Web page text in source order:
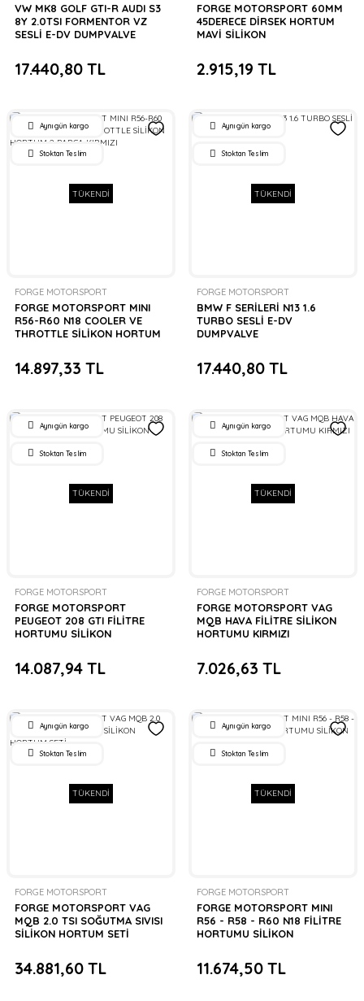
VW MK8 GOLF GTI-R AUDI S3
8Y 2.0TSI FORMENTOR VZ
SESLİ E-DV DUMPVALVE
17.440,80 TL
FORGE MOTORSPORT 60MM
45DERECE DİRSEK HORTUM
MAVİ SİLİKON
2.915,19 TL
TÜKENDİ
Aynı gün kargo
Stoktan Teslim
FORGE MOTORSPORT
FORGE MOTORSPORT MINI
R56-R60 N18 COOLER VE
THROTTLE SİLİKON HORTUM
14.897,33 TL
TÜKENDİ
Aynı gün kargo
Stoktan Teslim
FORGE MOTORSPORT
BMW F SERİLERİ N13 1.6
TURBO SESLİ E-DV
DUMPVALVE
17.440,80 TL
TÜKENDİ
Aynı gün kargo
Stoktan Teslim
FORGE MOTORSPORT
FORGE MOTORSPORT
PEUGEOT 208 GTI FİLİTRE
HORTUMU SİLİKON
14.087,94 TL
TÜKENDİ
Aynı gün kargo
Stoktan Teslim
FORGE MOTORSPORT
FORGE MOTORSPORT VAG
MQB HAVA FİLİTRE SİLİKON
HORTUMU KIRMIZI
7.026,63 TL
TÜKENDİ
Aynı gün kargo
Stoktan Teslim
FORGE MOTORSPORT
FORGE MOTORSPORT VAG
MQB 2.0 TSI SOĞUTMA SIVISI
SİLİKON HORTUM SETİ
34.881,60 TL
TÜKENDİ
Aynı gün kargo
Stoktan Teslim
FORGE MOTORSPORT
FORGE MOTORSPORT MINI
R56 - R58 - R60 N18 FİLİTRE
HORTUMU SİLİKON
11.674,50 TL